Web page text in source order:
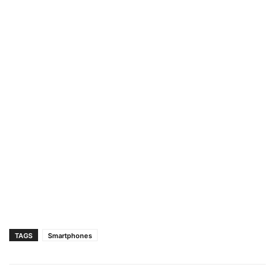
TAGS Smartphones